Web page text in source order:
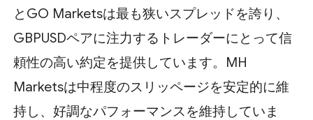
とGO Marketsは最も狭いスプレッドを誇り、
GBPUSDペアに注力するトレーダーにとって信
頼性の高い約定を提供しています。MH
Marketsは中程度のスリッページを安定的に維
持し、好調なパフォーマンスを維持していま